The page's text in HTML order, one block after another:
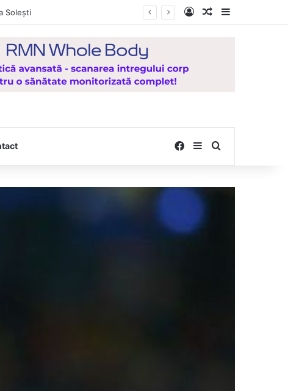
pentru județul Vaslui Log InRandom Article
Facebook
SidebarSearch for